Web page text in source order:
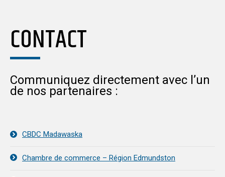
CONTACT
Communiquez directement avec l’un
de nos partenaires :
CBDC Madawaska
Chambre de commerce – Région Edmundston